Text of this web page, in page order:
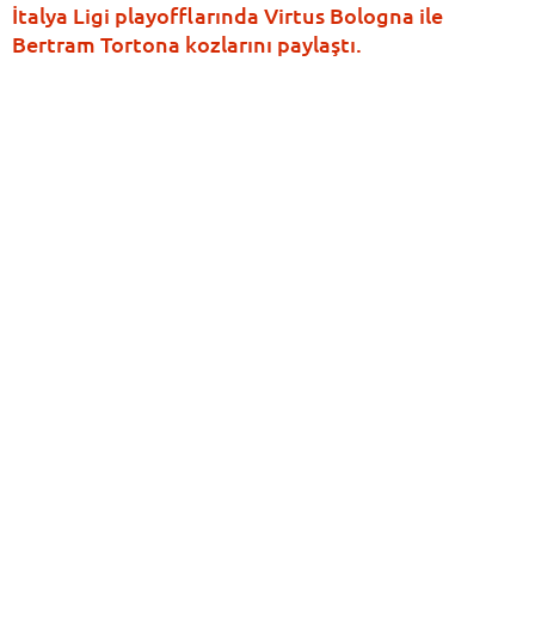
İtalya Ligi playofflarında Virtus Bologna ile
Bertram Tortona kozlarını paylaştı.